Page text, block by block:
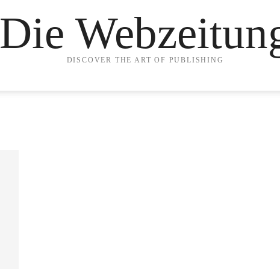
Die
DISCOVER THE ART OF PUBLISHING